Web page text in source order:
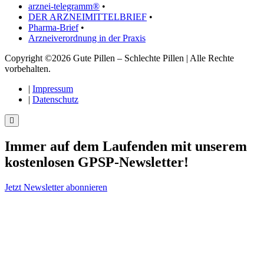
arznei-telegramm® •
DER ARZNEIMITTELBRIEF •
Pharma-Brief•
Arzneiverordnung in der Praxis
Copyright ©2026 Gute Pillen – Schlechte Pillen | Alle Rechte
vorbehalten.
| Impressum
| Datenschutz
Immer auf dem Laufenden mit unserem
kostenlosen GPSP-Newsletter!
Jetzt Newsletter abonnieren